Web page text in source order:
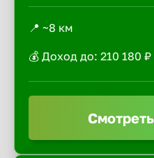
📍 ~8 км
💰 Доход до: 210 180 ₽